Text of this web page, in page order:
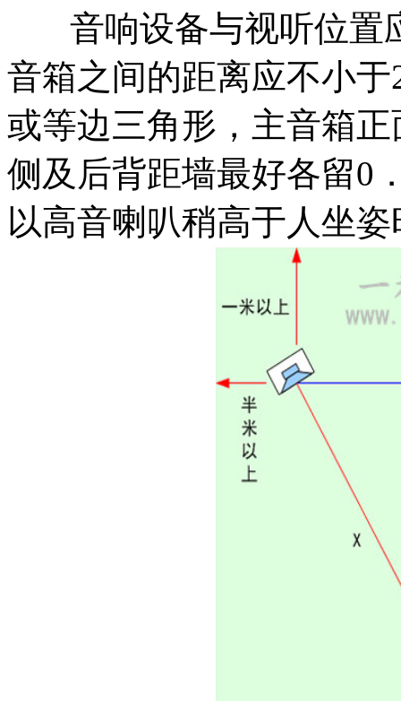
音响设备与视听位置
音箱之间的距离应不小
或等边三角形，主音箱
侧及后背距墙最好各留0
以高音喇叭稍高于人坐